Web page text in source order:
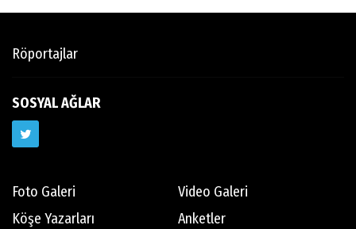
Röportajlar
SOSYAL AĞLAR
Foto Galeri
Video Galeri
Köşe Yazarları
Anketler